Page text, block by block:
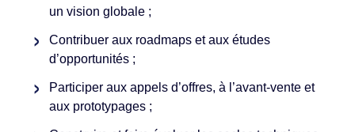
un vision globale ;
Contribuer aux roadmaps et aux études
d’opportunités ;
Participer aux appels d’offres, à l’avant-vente et
aux prototypages ;